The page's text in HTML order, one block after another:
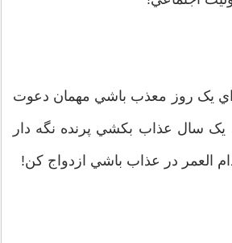
يک روز معذب باشي مهمان دعوت
سال عذاب بکشي پرنده نگه دار
العمر در عذاب باشي ازدواج کن!